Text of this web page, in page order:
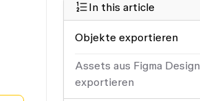
In this article
Objekte exportieren
Assets aus Figma Design
exportieren